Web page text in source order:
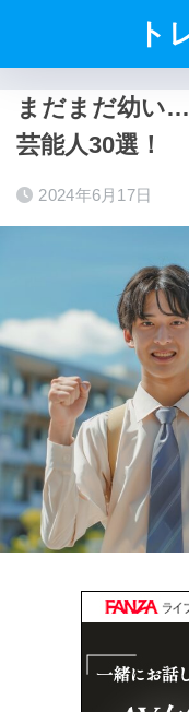
ト
まだまだ幼い
芸能人30選！
2024年6月17日